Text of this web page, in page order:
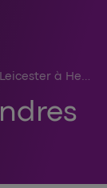
voyage De Leicester à Heathrow